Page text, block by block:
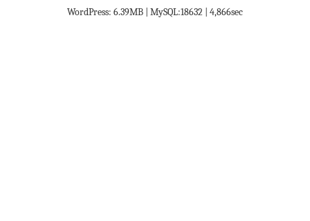
WordPress: 6.39MB | MySQL:18632 | 4,866sec